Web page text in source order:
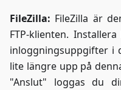
FileZilla: FileZilla är
FTP-klienten.
inloggningsuppgifter i
lite längre upp på
"Anslut" loggas du